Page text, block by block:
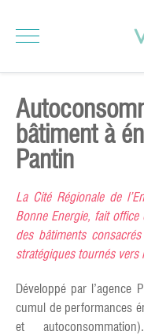
bâtiment à
Pantin
La Cité Régionale de
Bonne Energie, fait office
des bâtiments
stratégiques tournés vers
Développé par
cumul de performances
et